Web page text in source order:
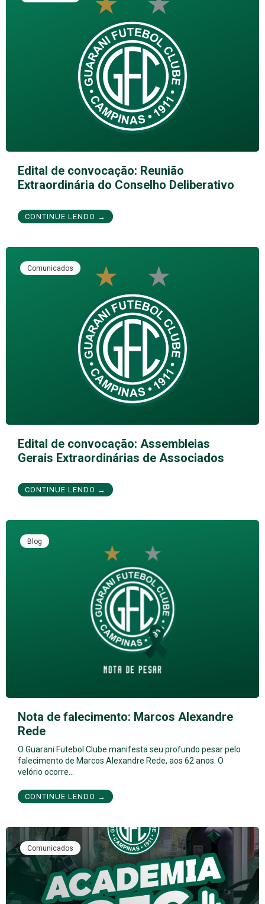
Edital de convocação: Reunião
Extraordinária do Conselho Deliberativo
CONTINUE LENDO →
Comunicados
Edital de convocação: Assembleias
Gerais Extraordinárias de Associados
CONTINUE LENDO →
Blog
Nota de falecimento: Marcos Alexandre
Rede
O Guarani Futebol Clube manifesta seu profundo pesar pelo
falecimento de Marcos Alexandre Rede, aos 62 anos. O
velório ocorre…
CONTINUE LENDO →
Comunicados